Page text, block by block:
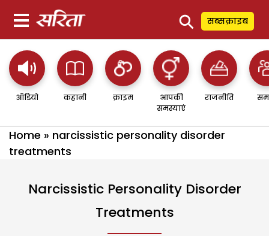
⚲ सब्सक्राइब
ऑडियो कहानी क्राइम
आपकी
समस्याएं
राजनीति
Home » narcissistic personality disorder
treatments
Narcissistic Personality Disorder
Treatments